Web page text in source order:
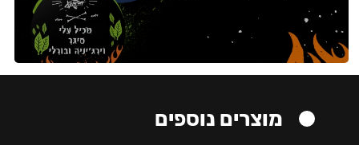
מוצרים נוספים